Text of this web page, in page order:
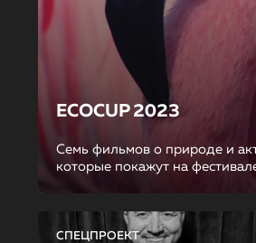
ECOCUP 2023
Семь фильмов о природе и
которые покажут на
СПЕЦПРОЕКТ